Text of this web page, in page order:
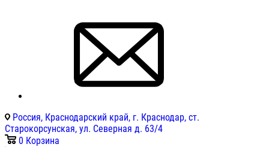
Россия, Краснодарский край, г. Краснодар, ст.
Старокорсунская, ул. Северная д. 63/4
0 Корзина